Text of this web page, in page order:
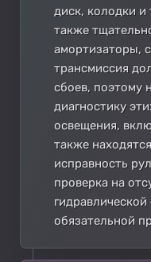
диск, колодки и
также
амортизаторы,
трансмиссия
сбоев, поэтому
диагностику
освещения,
также
исправность
проверка на
обязательной